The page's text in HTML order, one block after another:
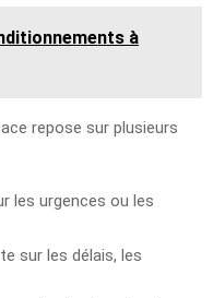
à
repose sur plusieurs
les urgences ou les
sur les délais, les